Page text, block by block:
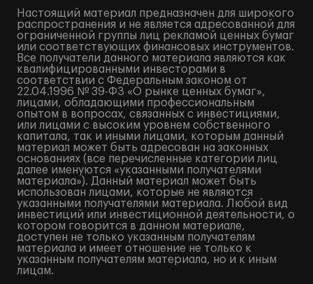
Настоящий материал предназначен для широкого
распространения и не является адресованной для
ограниченной группы лиц рекламой ценных бумаг
или соответствующих финансовых инструментов.
Все получатели данного материала являются как
квалифицированными инвесторами в
соответствии с Федеральным законом от
22.04.1996 № 39-ФЗ «О рынке ценных бумаг»,
лицами, обладающими профессиональным
опытом в вопросах, связанных с инвестициями,
или лицами с высоким уровнем собственного
капитала, так и иными лицами, которым данный
материал может быть адресован на законных
основаниях (все перечисленные категории лиц
далее именуются «указанными получателями
материала»). Данный материал может быть
использован лицами, которые не являются
указанными получателями материала. Любой вид
инвестиций или инвестиционной деятельности, о
котором говорится в данном материале,
доступен не только указанным получателям
материала и имеет отношение не только к
указанным получателям материала, но и к иным
лицам.